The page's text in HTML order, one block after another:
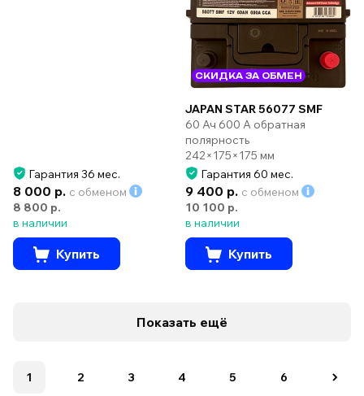
Гарантия 36 мес.
8 000 р. с обменом
8 800 р.
в наличии
Купить
СКИДКА ЗА ОБМЕН
JAPAN STAR 56077 SMF
60 Ач 600 А обратная
полярность
242×175×175 мм
Гарантия 60 мес.
9 400 р. с обменом
10 100 р.
в наличии
Купить
Показать ещё
1 2 3 4 5 6